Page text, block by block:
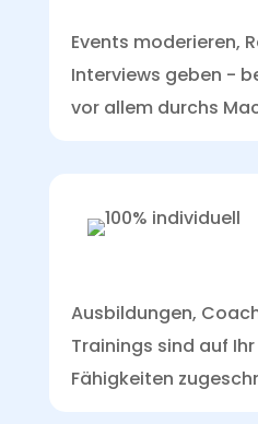
Events moderieren,
Interviews geben -
vor allem durchs
Ausbildungen,
Trainings sind auf
Fähigkeiten